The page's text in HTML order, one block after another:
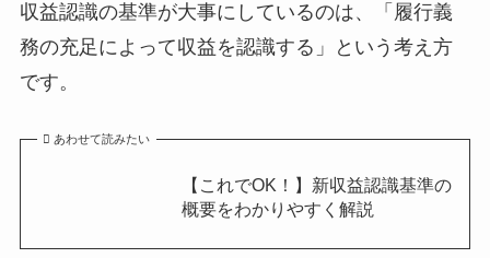
収益認識の基準が大事にしているのは、
「履行義
務の充足によって収益を認識する」
という考え方
です。
あわせて読みたい
【これでOK！】新収益認識基準の
概要をわかりやすく解説